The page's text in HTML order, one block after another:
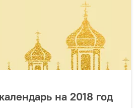
на 2018 год